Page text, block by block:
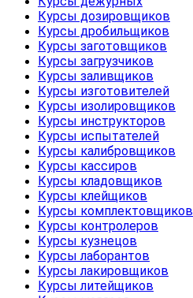
Курсы дозировщиков
Курсы дробильщиков
Курсы заготовщиков
Курсы загрузчиков
Курсы заливщиков
Курсы изготовителей
Курсы изолировщиков
Курсы инструкторов
Курсы испытателей
Курсы калибровщиков
Курсы кассиров
Курсы кладовщиков
Курсы клейщиков
Курсы комплектовщиков
Курсы контролеров
Курсы кузнецов
Курсы лаборантов
Курсы лакировщиков
Курсы литейщиков